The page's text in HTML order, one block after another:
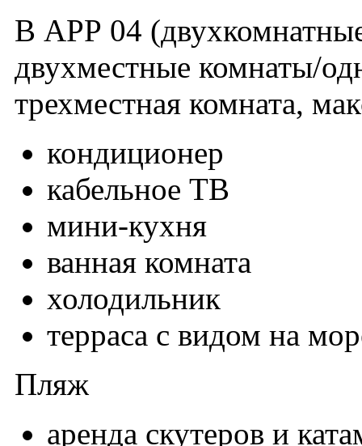
В АРР 04
двухместные комнаты/
трехместная комната,
кондиционер
кабельное ТВ
мини-кухня
ванная комната
холодильник
терраса с видом на
Пляж
аренда скутеров и